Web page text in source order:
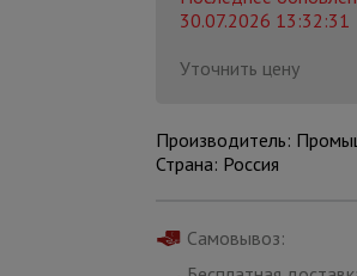
30.07.2026 13:32:31
Уточнить цену
Производитель:
Страна: Россия
Самовывоз: